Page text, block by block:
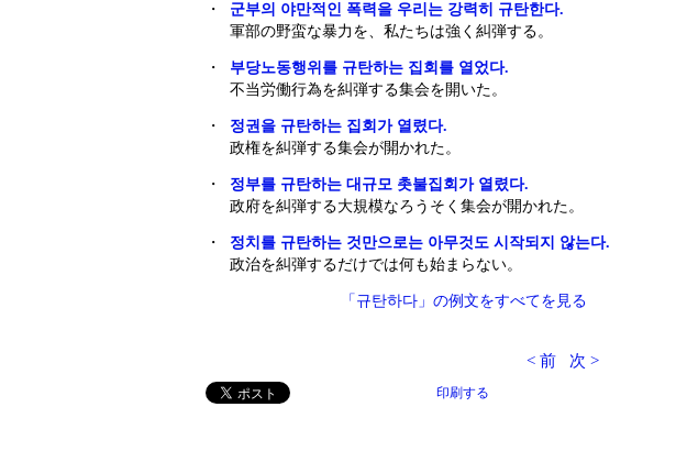
・
군부의 야만적인 폭력을 우리는 강력히 규탄한다.
軍部の野蛮な暴力を、私たちは強く糾弾する。
・
부당노동행위를 규탄하는 집회를 열었다.
不当労働行為を糾弾する集会を開いた。
・
정권을 규탄하는 집회가 열렸다.
政権を糾弾する集会が開かれた。
・
정부를 규탄하는 대규모 촛불집회가 열렸다.
政府を糾弾する大規模なろうそく集会が開かれた。
・
정치를 규탄하는 것만으로는 아무것도 시작되지 않는다.
政治を糾弾するだけでは何も始まらない。
「규탄하다」の例文をすべてを見る
< 前 次 >
印刷する